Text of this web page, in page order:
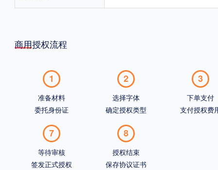
商用授权流程
1
准备材料
委托身份证
2
选择字体
确定授权类型
3
下单支付
支付授权费
7
等待审核
签发正式授权
8
授权结束
保存协议证书